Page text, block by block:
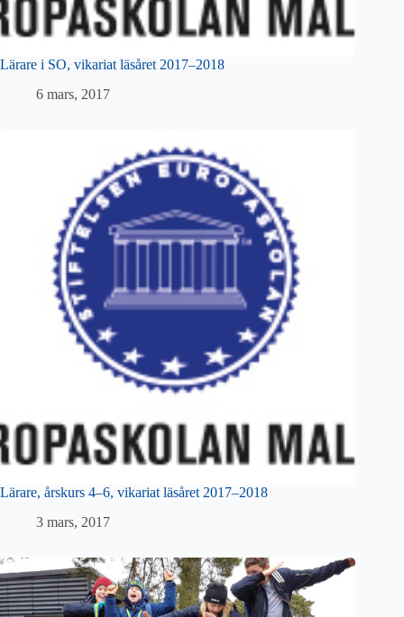
Lärare i SO, vikariat läsåret 2017–2018
6 mars, 2017
Lärare, årskurs 4–6, vikariat läsåret 2017–2018
3 mars, 2017